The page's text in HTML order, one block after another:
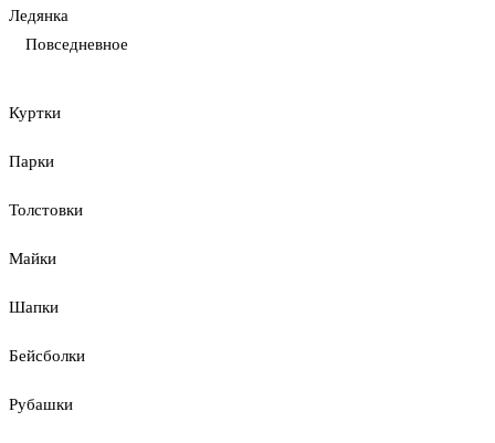
Ледянка
Повседневное
Куртки
Парки
Толстовки
Майки
Шапки
Бейсболки
Рубашки